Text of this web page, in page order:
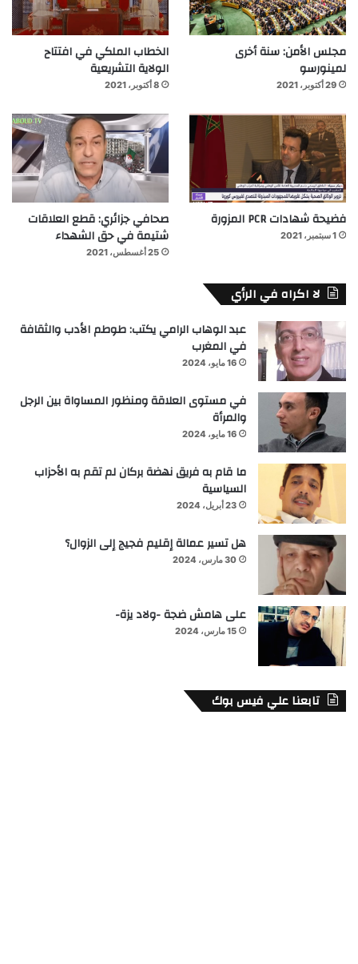
مجلس الأمن: سنة أخرى
لمينورسو
29 أكتوبر، 2021
الخطاب الملكي في افتتاح
الولاية التشريعية
8 أكتوبر، 2021
فضيحة شهادات PCR المزورة
1 سبتمبر، 2021
صحافي جزائري: قطع العلاقات
شتيمة في حق الشهداء
25 أغسطس، 2021
لا اكراه في الرأي
عبد الوهاب الرامي يكتب: طوطم الأدب والثقافة
في المغرب
16 مايو، 2024
في مستوى العلاقة ومنظور المساواة بين الرجل
والمرأة
16 مايو، 2024
ما قام به فريق نهضة بركان لم تقم به الأحزاب
السياسية
23 أبريل، 2024
هل تسير عمالة إقليم فجيج إلى الزوال؟
30 مارس، 2024
على هامش ضجة -ولاد يزة-
15 مارس، 2024
تابعنا علي فيس بوك